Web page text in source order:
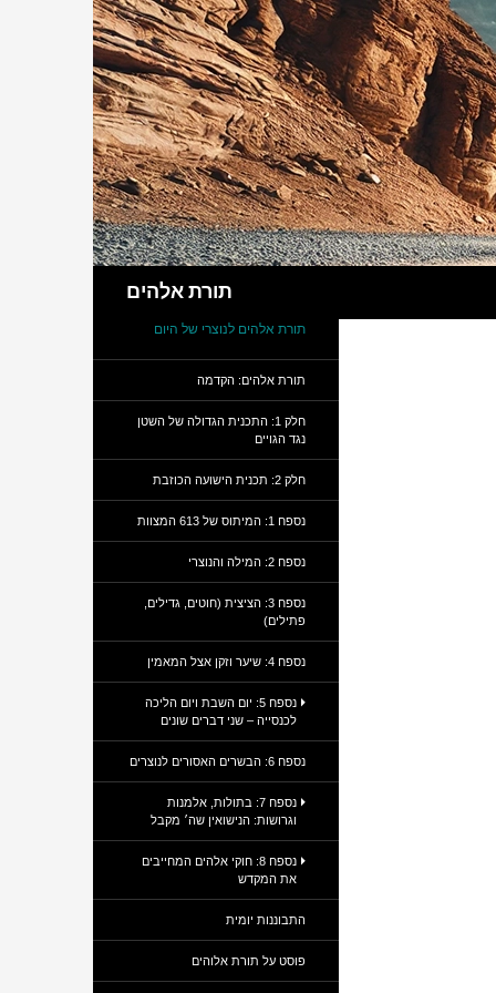
תורת אלהים
תורת אלהים לנוצרי של היום
תורת אלהים: הקדמה
חלק 1: התכנית הגדולה של השטן
נגד הגויים
חלק 2: תכנית הישועה הכוזבת
נספח 1: המיתוס של 613 המצוות
נספח 2: המילה והנוצרי
נספח 3: הציצית (חוטים, גדילים,
פתילים)
נספח 4: שיער וזקן אצל המאמין
נספח 5: יום השבת ויום הליכה
לכנסייה – שני דברים שונים
נספח 6: הבשרים האסורים לנוצרים
נספח 7: בתולות, אלמנות
וגרושות: הנישואין שה׳ מקבל
נספח 8: חוקי אלהים המחייבים
את המקדש
התבוננות יומית
פוסט על תורת אלוהים